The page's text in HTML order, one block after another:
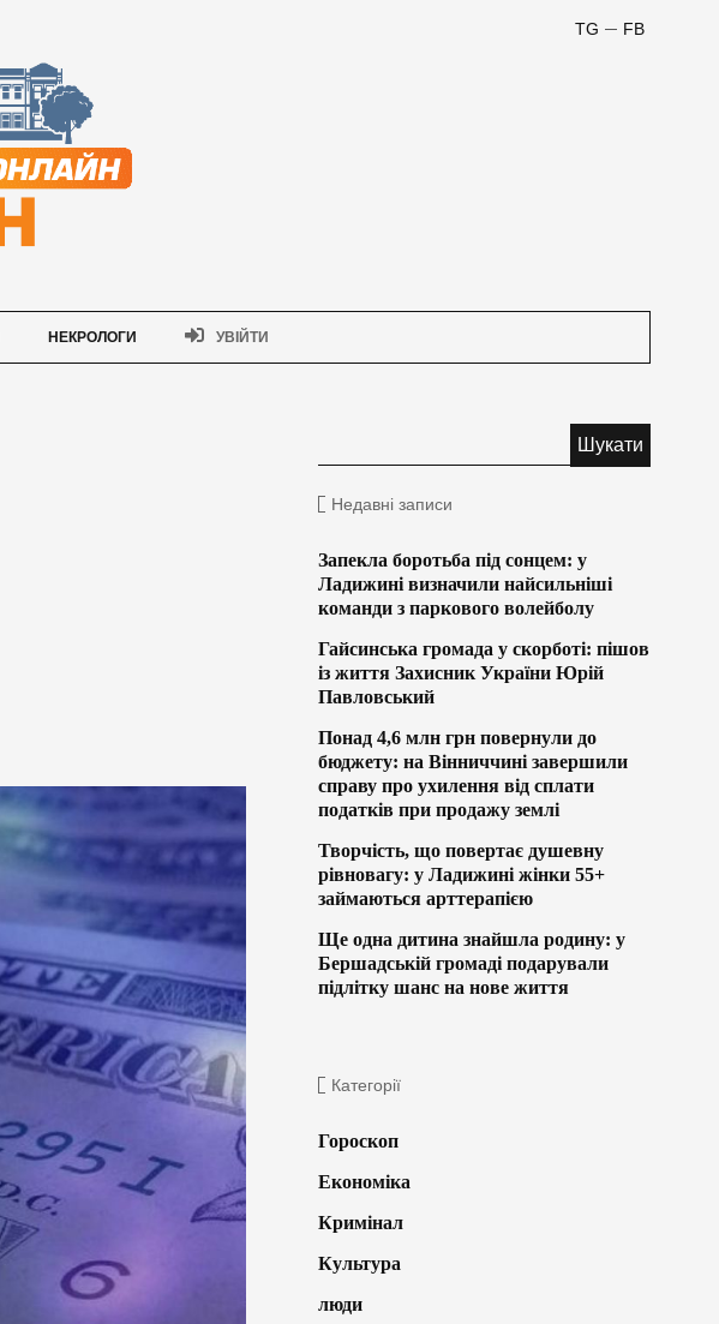
FB
TG
НЕКРОЛОГИ УВІЙТИ
Недавні записи
Запекла боротьба під сонцем: у
Ладижині визначили найсильніші
команди з паркового волейболу
Гайсинська громада у скорботі: пішов
із життя Захисник України Юрій
Павловський
Понад 4,6 млн грн повернули до
бюджету: на Вінниччині завершили
справу про ухилення від сплати
податків при продажу землі
Творчість, що повертає душевну
рівновагу: у Ладижині жінки 55+
займаються арттерапією
Ще одна дитина знайшла родину: у
Бершадській громаді подарували
підлітку шанс на нове життя
Категорії
Гороскоп
Економіка
Кримінал
Культура
люди